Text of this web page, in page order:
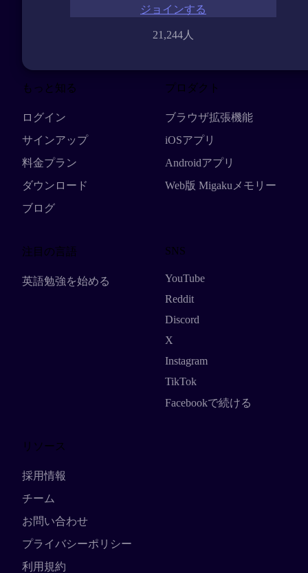
21,244人
ジョインする
もっと知る
ログイン
サインアップ
料金プラン
ダウンロード
ブログ
プロダクト
ブラウザ拡張機能
iOSアプリ
Androidアプリ
Web版 Migakuメモリー
注目の言語
英語勉強を始める
SNS
YouTube
Reddit
Discord
X
Instagram
TikTok
Facebookで続ける
リソース
採用情報
チーム
お問い合わせ
プライバシーポリシー
利用規約